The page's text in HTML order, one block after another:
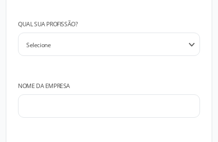
QUAL SUA PROFISSÃO?
NOME DA EMPRESA